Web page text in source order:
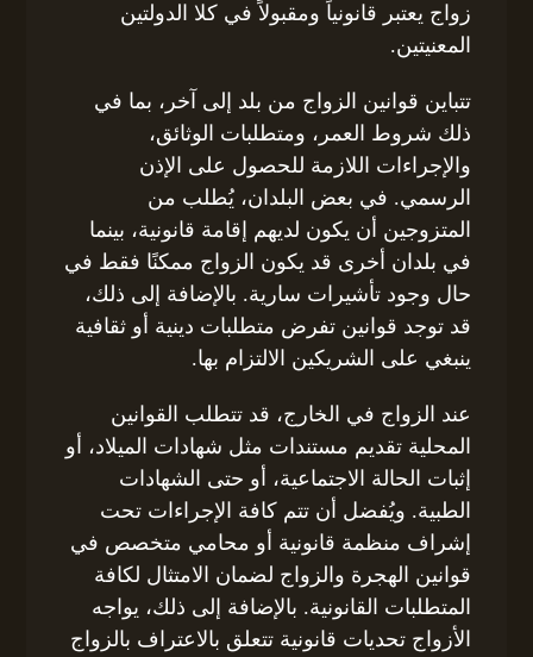
زواج يعتبر قانونياً ومقبولاً في كلا الدولتين
المعنيتين.
تتباين قوانين الزواج من بلد إلى آخر، بما في
ذلك شروط العمر، ومتطلبات الوثائق،
والإجراءات اللازمة للحصول على الإذن
الرسمي. في بعض البلدان، يُطلب من
المتزوجين أن يكون لديهم إقامة قانونية، بينما
في بلدان أخرى قد يكون الزواج ممكنًا فقط في
حال وجود تأشيرات سارية. بالإضافة إلى ذلك،
قد توجد قوانين تفرض متطلبات دينية أو ثقافية
ينبغي على الشريكين الالتزام بها.
عند الزواج في الخارج، قد تتطلب القوانين
المحلية تقديم مستندات مثل شهادات الميلاد، أو
إثبات الحالة الاجتماعية، أو حتى الشهادات
الطبية. ويُفضل أن تتم كافة الإجراءات تحت
إشراف منظمة قانونية أو محامي متخصص في
قوانين الهجرة والزواج لضمان الامتثال لكافة
المتطلبات القانونية. بالإضافة إلى ذلك، يواجه
الأزواج تحديات قانونية تتعلق بالاعتراف بالزواج